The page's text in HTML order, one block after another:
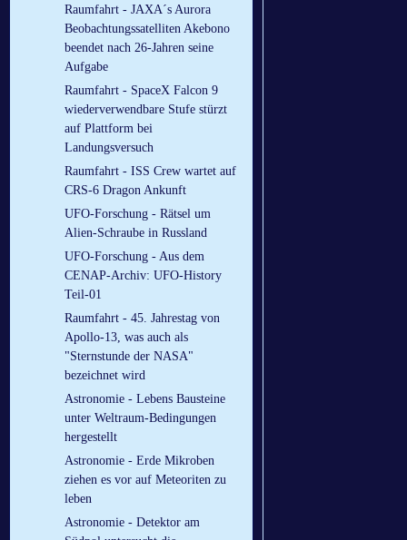
Raumfahrt - JAXA´s Aurora
Beobachtungssatelliten Akebono
beendet nach 26-Jahren seine
Aufgabe
Raumfahrt - SpaceX Falcon 9
wiederverwendbare Stufe stürzt
auf Plattform bei
Landungsversuch
Raumfahrt - ISS Crew wartet auf
CRS-6 Dragon Ankunft
UFO-Forschung - Rätsel um
Alien-Schraube in Russland
UFO-Forschung - Aus dem
CENAP-Archiv: UFO-History
Teil-01
Raumfahrt - 45. Jahrestag von
Apollo-13, was auch als
"Sternstunde der NASA"
bezeichnet wird
Astronomie - Lebens Bausteine
unter Weltraum-Bedingungen
hergestellt
Astronomie - Erde Mikroben
ziehen es vor auf Meteoriten zu
leben
Astronomie - Detektor am